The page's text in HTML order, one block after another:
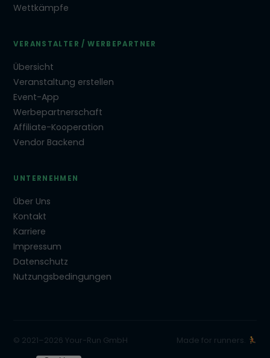
Wettkämpfe
VERANSTALTER / WERBEPARTNER
Übersicht
Veranstaltung erstellen
Event-App
Werbepartnerschaft
Affiliate-Kooperation
Vendor Backend
UNTERNEHMEN
Über Uns
Kontakt
Karriere
Impressum
Datenschutz
Nutzungsbedingungen
© 2021–2026 Your-Run GmbH Made for runners.